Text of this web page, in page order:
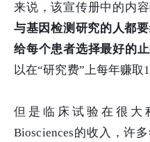
来说，该宣传册中的内
与基因检测研究的人都
给每个患者选择最好的
以在“研究费”上每年赚取
但是临床试验在很大
Biosciences的收入，许